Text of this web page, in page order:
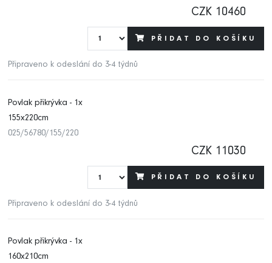
CZK 10460
PŘIDAT DO KOŠÍKU
Připraveno k odeslání do 3-4 týdnů
Povlak přikrývka - 1x
155x220cm
025/56780/155/220
CZK 11030
PŘIDAT DO KOŠÍKU
Připraveno k odeslání do 3-4 týdnů
Povlak přikrývka - 1x
160x210cm